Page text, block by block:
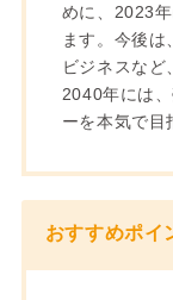
めに、2023
ます。今後
ビジネスなど
2040年には
ーを本気で目
おすすめポイ